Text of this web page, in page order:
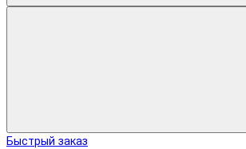
Быстрый заказ